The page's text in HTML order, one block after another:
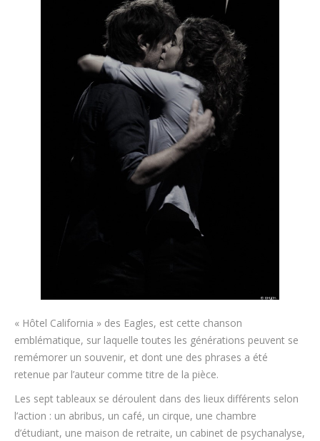
« Hôtel California » des Eagles, est cette chanson
emblématique, sur laquelle toutes les générations peuvent se
remémorer un souvenir, et dont une des phrases a été
retenue par l’auteur comme titre de la pièce.
Les sept tableaux se déroulent dans des lieux différents selon
l’action : un abribus, un café, un cirque, une chambre
d’étudiant, une maison de retraite, un cabinet de psychanalyse,